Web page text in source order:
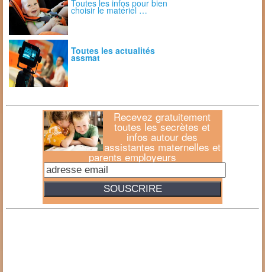
Toutes les infos pour bien
choisir le matériel …
Toutes les actualités
assmat
Recevez gratuitement
toutes les secrètes et
infos autour des
assistantes maternelles et
parents employeurs